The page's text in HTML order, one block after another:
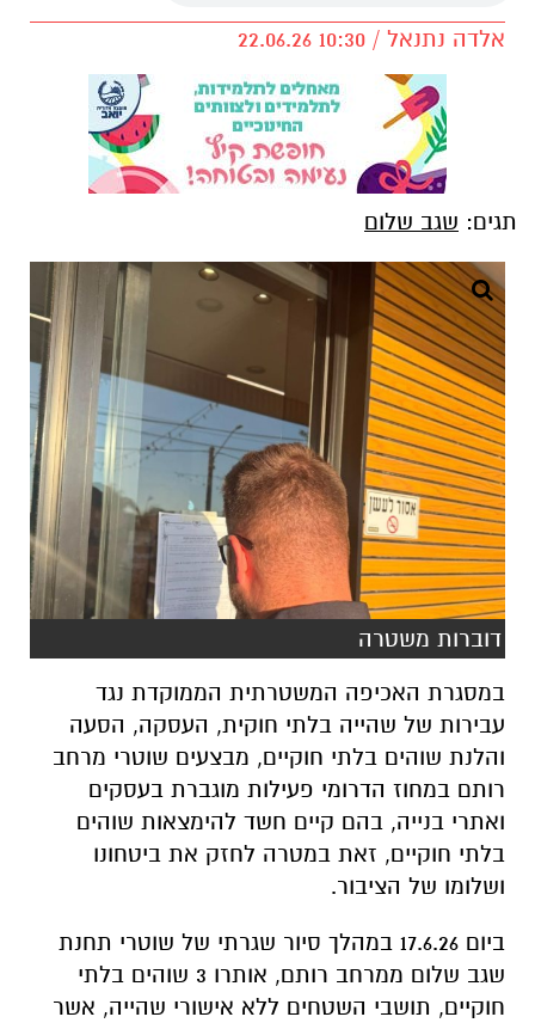
אלדה נתנאל / 10:30 22.06.26
תגים: שגב שלום
דוברות משטרה
במסגרת האכיפה המשטרתית הממוקדת נגד
עבירות של שהייה בלתי חוקית, העסקה, הסעה
והלנת שוהים בלתי חוקיים, מבצעים שוטרי מרחב
רותם במחוז הדרומי פעילות מוגברת בעסקים
ואתרי בנייה, בהם קיים חשד להימצאות שוהים
בלתי חוקיים, זאת במטרה לחזק את ביטחונו
ושלומו של הציבור.
ביום 17.6.26 במהלך סיור שגרתי של שוטרי תחנת
שגב שלום ממרחב רותם, אותרו 3 שוהים בלתי
חוקיים, תושבי השטחים ללא אישורי שהייה, אשר